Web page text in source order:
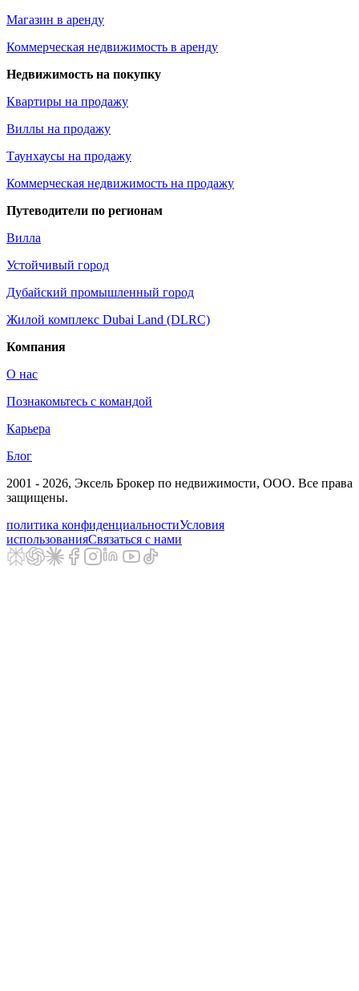
Магазин в аренду
Коммерческая недвижимость в аренду
Недвижимость на покупку
Квартиры на продажу
Виллы на продажу
Таунхаусы на продажу
Коммерческая недвижимость на продажу
Путеводители по регионам
Вилла
Устойчивый город
Дубайский промышленный город
Жилой комплекс Dubai Land (DLRC)
Компания
О нас
Познакомьтесь с командой
Карьера
Блог
2001 - 2026, Эксель Брокер по недвижимости, ООО. Все права
защищены.
политика конфиденциальностиУсловия
использованияСвязаться с нами